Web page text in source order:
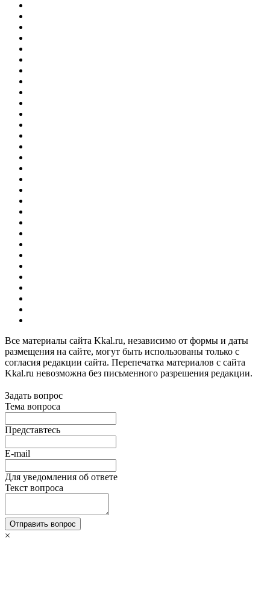
Все материалы сайта Kkal.ru, независимо от формы и даты
размещения на сайте, могут быть использованы только с
согласия редакции сайта. Перепечатка материалов с сайта
Kkal.ru невозможна без письменного разрешения редакции.
Задать вопрос
Тема вопроса
Представтесь
E-mail
Для уведомления об ответе
Текст вопроса
Отправить вопрос
×